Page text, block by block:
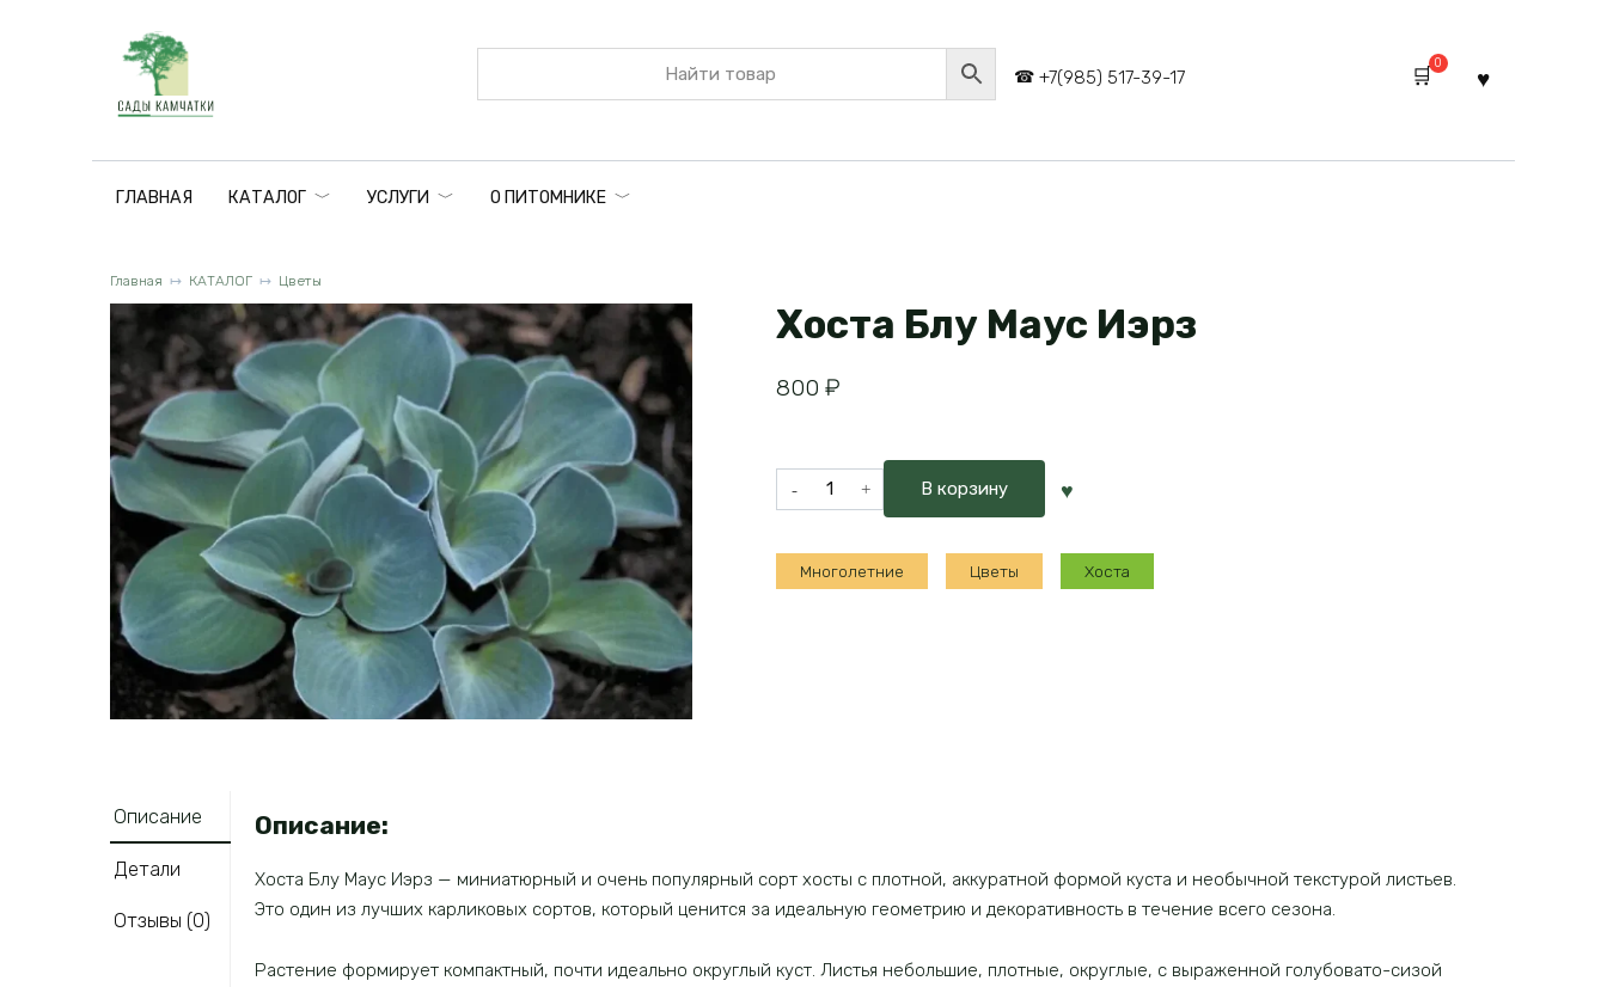
+7(985) 517-39-17
0
ГЛАВНАЯ КАТАЛОГ УСЛУГИ О ПИТОМНИКЕ
Главная КАТАЛОГ Цветы
Хоста Блу Маус Иэрз
800₽
Количество
товара
Блу
Маус
В корзину
Многолетние Цветы Хоста
Описание
Детали
Отзывы (0)
Описание:
Хоста Блу Маус Иэрз — миниатюрный и очень популярный сорт хосты с плотной, аккуратной формой куста и необычной текстурой листьев.
Это один из лучших карликовых сортов, который ценится за идеальную геометрию и декоративность в течение всего сезона.
Растение формирует компактный, почти идеально округлый куст. Листья небольшие, плотные, округлые, с выраженной голубовато-сизой